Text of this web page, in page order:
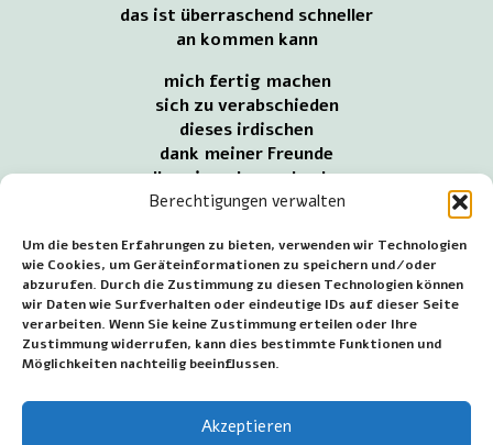
Berechtigungen verwalten
Um die besten Erfahrungen zu bieten, verwenden wir Technologien
wie Cookies, um Geräteinformationen zu speichern und/oder
abzurufen. Durch die Zustimmung zu diesen Technologien können
wir Daten wie Surfverhalten oder eindeutige IDs auf dieser Seite
verarbeiten. Wenn Sie keine Zustimmung erteilen oder Ihre
Zustimmung widerrufen, kann dies bestimmte Funktionen und
Möglichkeiten nachteilig beeinflussen.
Akzeptieren
das ist überraschend schneller
an kommen kann
mich fertig machen
sich zu verabschieden
dieses irdischen
dank meiner Freunde
alles einmal verschenken
Die Resignation nimmt zu
es ist Sehnsucht
wegzugehen
Maria immer wieder begegnen
in einem unbekannten Kontext
Warte noch einen Moment
zeitweise ist dehnbar
~~~